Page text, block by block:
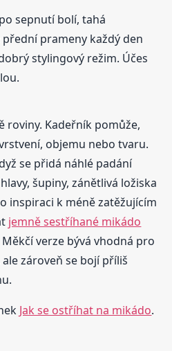
sepnutí bolí, tahá
prameny každý den
stylingový režim. Účes
roviny. Kadeřník pomůže,
objemu nebo tvaru.
se přidá náhlé padání
šupiny, zánětlivá ložiska
inspiraci k méně zatěžujícím
jemně sestříhané mikádo
Měkčí verze bývá vhodná pro
zároveň se bojí příliš
Jak se ostříhat na mikádo.